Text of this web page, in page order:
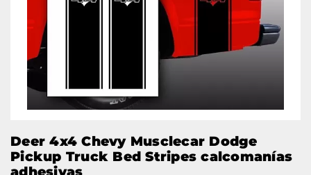
Deer 4x4 Chevy Musclecar Dodge
Pickup Truck Bed Stripes calcomanías